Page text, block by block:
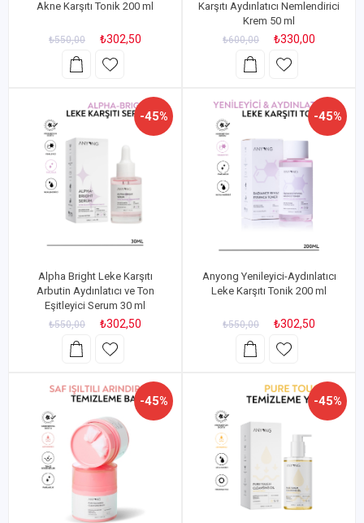
Akne Karşıtı Tonik 200 ml
₺550,00 ₺302,50
Karşıtı Aydınlatıcı Nemlendirici
Krem 50 ml
₺600,00 ₺330,00
-45%
Alpha Bright Leke Karşıtı
Arbutin Aydınlatıcı ve Ton
Eşitleyici Serum 30 ml
₺550,00 ₺302,50
-45%
Anyong Yenileyici-Aydınlatıcı
Leke Karşıtı Tonik 200 ml
₺550,00 ₺302,50
-45% -45%